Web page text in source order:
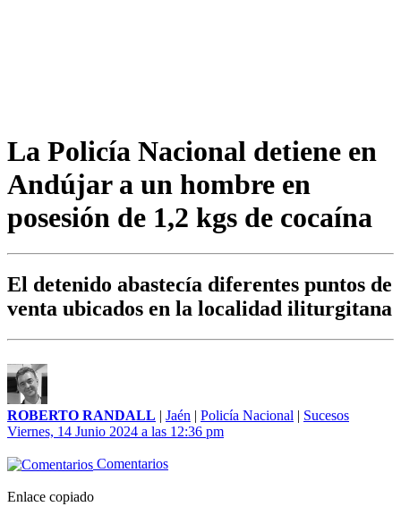
La Policía Nacional detiene en
Andújar a un hombre en
posesión de 1,2 kgs de cocaína
El detenido abastecía diferentes puntos de
venta ubicados en la localidad iliturgitana
ROBERTO RANDALL | Jaén | Policía Nacional | Sucesos
Viernes, 14 Junio 2024 a las 12:36 pm
Comentarios
Enlace copiado